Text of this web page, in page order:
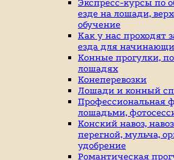
Экспресс-курсы по
езде на лошади,
обучение
Как у нас проходят
езда для
Конные прогулки,
лошадях
Конеперевозки
Лошади и конный
Профессиональная
лошадьми,
Конский навоз,
перегной, мульча,
удобрение
Романтическая